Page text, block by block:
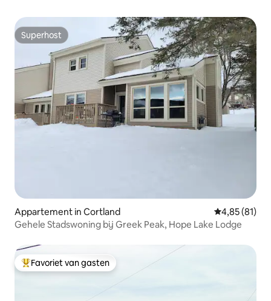
Superhost
Superhost
Appartement in Cortland Gemiddelde
4,85 (81)
Gehele Stadswoning bij Greek Peak, Hope Lake Lodge
Topfavoriet van gasten
Favoriet van gasten